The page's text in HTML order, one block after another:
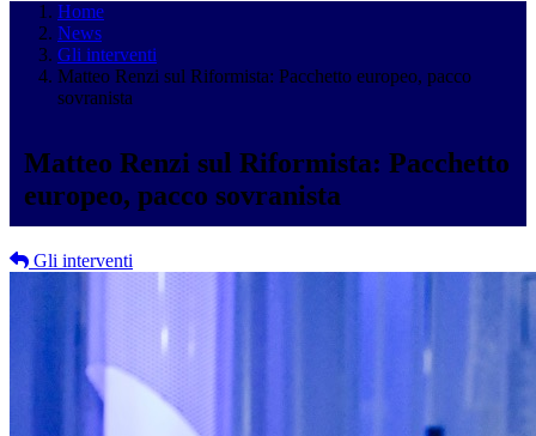
Home
News
Gli interventi
Matteo Renzi sul Riformista: Pacchetto europeo, pacco
sovranista
Matteo Renzi sul Riformista: Pacchetto
europeo, pacco sovranista
Gli interventi